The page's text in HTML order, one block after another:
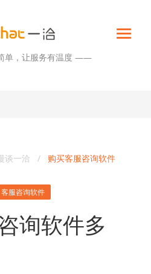
单，让服务有温度 ——
谈一洽 / 购买客服咨询软件
客服咨询软件
询软件多